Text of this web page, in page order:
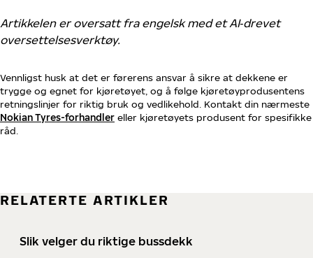
Artikkelen er oversatt fra engelsk med et AI‑drevet
oversettelsesverktøy.
Vennligst husk at det er førerens ansvar å sikre at dekkene er
trygge og egnet for kjøretøyet, og å følge kjøretøyprodusentens
retningslinjer for riktig bruk og vedlikehold. Kontakt din nærmeste
Nokian Tyres-forhandler eller kjøretøyets produsent for spesifikke
råd.
RELATERTE ARTIKLER
Slik velger du riktige bussdekk